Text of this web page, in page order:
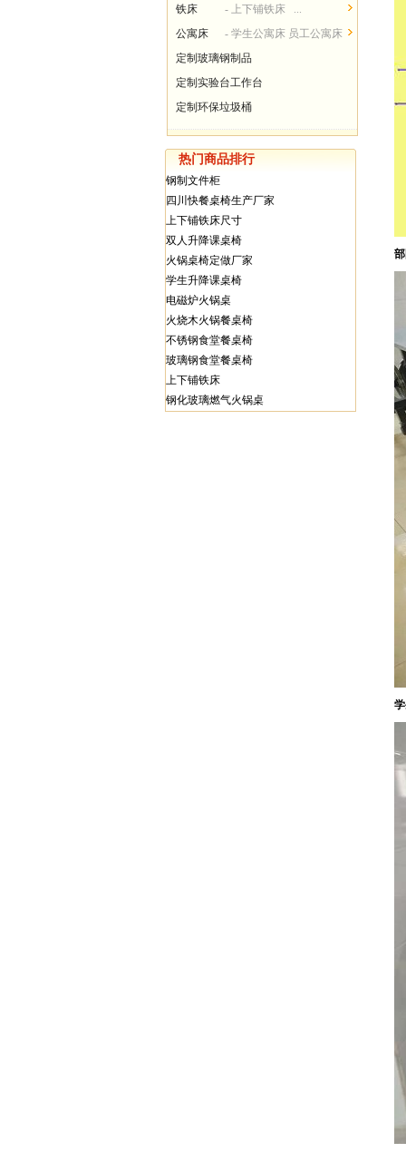
- 上下铺铁床 ...
铁床
- 学生公寓床 员工公寓床
...
公寓床
定制玻璃钢制品
定制实验台工作台
定制环保垃圾桶
热门商品排行
钢制文件柜
四川快餐桌椅生产厂家
上下铺铁床尺寸
双人升降课桌椅
火锅桌椅定做厂家
学生升降课桌椅
电磁炉火锅桌
火烧木火锅餐桌椅
不锈钢食堂餐桌椅
玻璃钢食堂餐桌椅
上下铺铁床
钢化玻璃燃气火锅桌